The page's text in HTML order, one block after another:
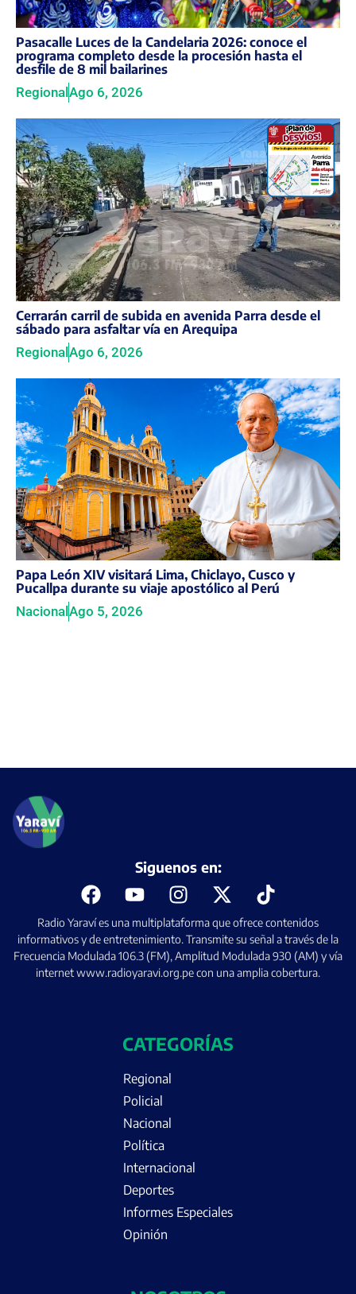
Pasacalle Luces de la Candelaria 2026: conoce el
programa completo desde la procesión hasta el
desfile de 8 mil bailarines
Regional Ago 6, 2026
Cerrarán carril de subida en avenida Parra desde el
sábado para asfaltar vía en Arequipa
RegionalAgo 6, 2026
Papa León XIV visitará Lima, Chiclayo, Cusco y
Pucallpa durante su viaje apostólico al Perú
Nacional Ago 5, 2026
Radio Yaraví es una multiplataforma que ofrece contenidos
informativos y de entretenimiento. Transmite su señal a través de la
Frecuencia Modulada 106.3 (FM), Amplitud Modulada 930 (AM) y vía
internet www.radioyaravi.org.pe con una amplia cobertura.
Siguenos en:
CATEGORÍAS
Regional
Policial
Nacional
Política
Internacional
Deportes
Informes Especiales
Opinión